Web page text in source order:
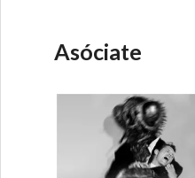
Asóciate